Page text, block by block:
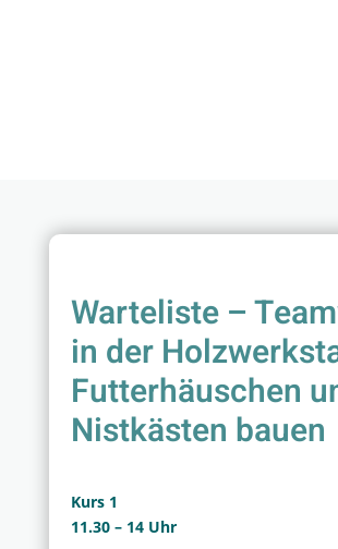
Warteliste –
in der
Futterhäuschen
Nistkästen bauen
Kurs 1
11.30 – 14 Uhr